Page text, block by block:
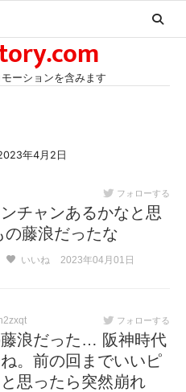
ーションを含みます
年4月2日
フォローする
チャンあるかなと思
の藤浪だったな
いいね
2023年04月01日
フォローする
浪だった… 阪神時代
。前の回までいいピ
思ったら突然崩れ